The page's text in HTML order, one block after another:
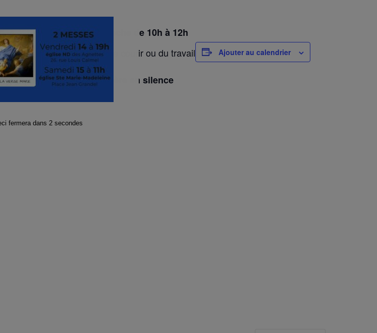
à 12h, vendredi et dimanche de 10h à 12h
Village, de vous aérer, de courir ou du travail
prendre un temps de prière en silence
Ajouter au calendrier
fermera dans 1secondes